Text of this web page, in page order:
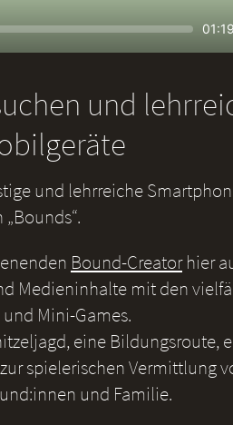
01:19
und
und lehrreiche
Bound-Creatorhier
Medieninhalte mit den
Mini-Games.
eine Bildungsroute,
spielerischen Vermittlung
und Familie.